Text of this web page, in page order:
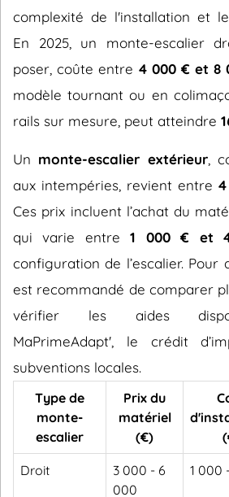
complexité de l'installation et
En 2025, un monte-escalier
poser, coûte entre 4 000 € et 8
modèle tournant ou en
rails sur mesure, peut atteindre
Un monte-escalier extérieur,
aux intempéries, revient entre
Ces prix incluent l’achat du
qui varie entre1 000 € et
configuration de l’escalier. Pour
est recommandé de comparer
vérifier les aides
MaPrimeAdapt', le crédit
subventions locales.
Type de
monte-
escalier
Prix du
matériel
(€)
Droit
3 000 - 6
000
1 000